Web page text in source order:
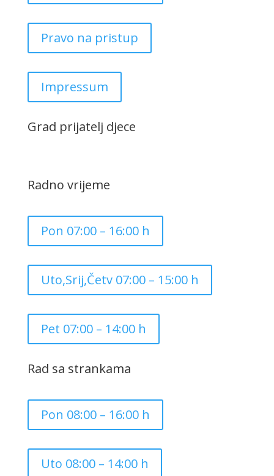
Pravo na pristup
Impressum
Grad prijatelj djece
Radno vrijeme
Pon 07:00 – 16:00 h
Uto,Srij,Četv 07:00 – 15:00 h
Pet 07:00 – 14:00 h
Rad sa strankama
Pon 08:00 – 16:00 h
Uto 08:00 – 14:00 h